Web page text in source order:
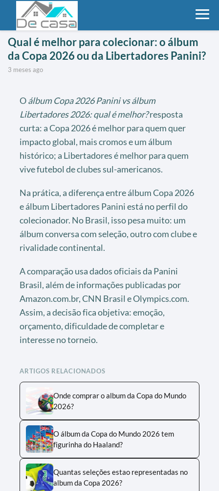
Qual é melhor para colecionar: o álbum
da Copa 2026 ou da Libertadores Panini?
3 meses ago
Oálbum Copa 2026 Panini vs álbum
Libertadores 2026: qual é melhor?resposta
curta: a Copa 2026 é melhor para quem quer
impacto global, mais cromos e um álbum
histórico; a Libertadores é melhor para quem
vive futebol de clubes sul-americanos.
Na prática, a diferença entre álbum Copa 2026
e álbum Libertadores Panini está no perfil do
colecionador. No Brasil, isso pesa muito: um
álbum conversa com seleção, outro com clube e
rivalidade continental.
A comparação usa dados oficiais da Panini
Brasil, além de informações publicadas por
Amazon.com.br, CNN Brasil e Olympics.com.
Assim, a decisão fica objetiva: emoção,
orçamento, dificuldade de completar e
interesse no torneio.
ARTIGOS RELACIONADOS
Onde comprar o album da Copa do Mundo
2026?
O álbum da Copa do Mundo 2026 tem
figurinha do Haaland?
Quantas seleções estao representadas no
album da Copa 2026?